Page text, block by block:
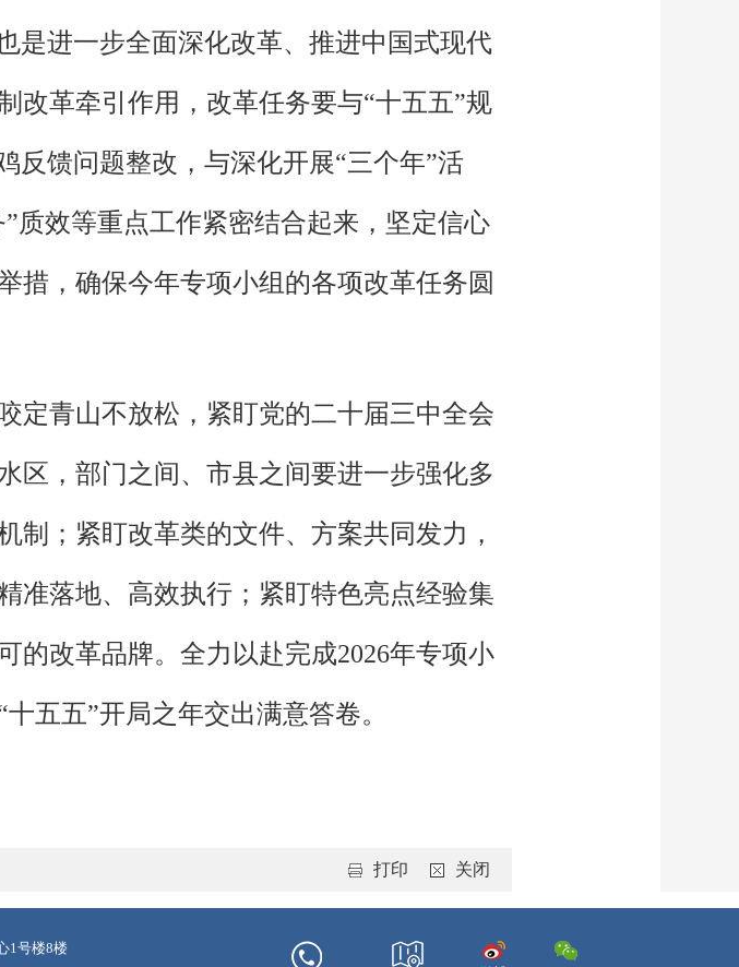
是进一步全面深化改革、推进中国式现代
改革牵引作用，改革任务要与“十五五”规
反馈问题整改，与深化开展“三个年”活
质效等重点工作紧密结合起来，坚定信心
措，确保今年专项小组的各项改革任务圆
定青山不放松，紧盯党的二十届三中全会
区，部门之间、市县之间要进一步强化多
制；紧盯改革类的文件、方案共同发力，
准落地、高效执行；紧盯特色亮点经验集
的改革品牌。全力以赴完成2026年专项小
五五”开局之年交出满意答卷。
关闭
打印
1号楼8楼